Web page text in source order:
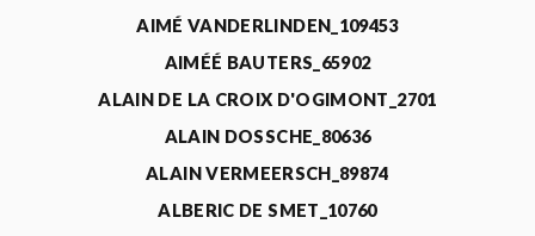
AIMÉ VANDERLINDEN_109453
AIMÉÉ BAUTERS_65902
ALAIN DE LA CROIX D'OGIMONT_2701
ALAIN DOSSCHE_80636
ALAIN VERMEERSCH_89874
ALBERIC DE SMET_10760